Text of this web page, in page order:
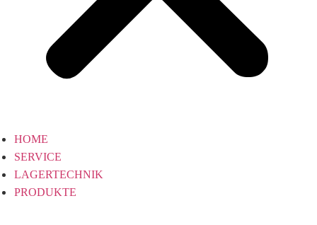
HOME
SERVICE
LAGERTECHNIK
PRODUKTE